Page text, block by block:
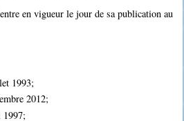
en vigueur le jour de sa publication au
1993;
2012;